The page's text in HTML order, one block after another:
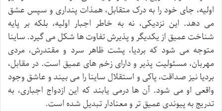
اولیه، جای خود را به درک متقابل، همذات پنداری و سپس عشق
می دهد. این نزدیکی، نه به خاطر اجبار اولیه، بلکه بر پایه
شناخت عمیق از یکدیگر و پذیرش تفاوت ها شکل می گیرد. ساینا
متوجه می شود که بردیا، پشت ظاهر سرد و مقتدرش، مردی
مهربان، مسئولیت پذیر و دارای زخم های عمیق است. در مقابل،
بردیا نیز صداقت، پاکی و استقلال ساینا را می بیند و عاشق وجود
واقعی او می شود. آن ها درمی یابند که این ازدواج اجباری، به
تدریج به پیوندی عمیق تر و معنادار تبدیل شده است.